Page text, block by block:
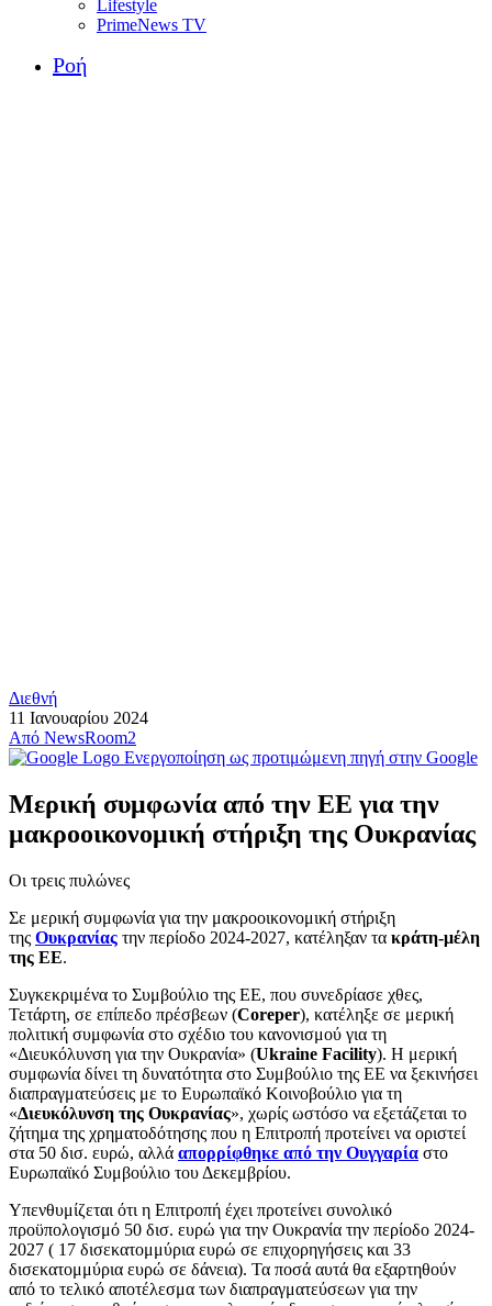
Lifestyle
PrimeNews TV
Ροή
Διεθνή
11 Ιανουαρίου 2024
Από NewsRoom2
Ενεργοποίηση ως προτιμώμενη πηγή στην Google
Mερική συμφωνία από την ΕΕ για την
μακροοικονομική στήριξη της Ουκρανίας
Οι τρεις πυλώνες
Σε μερική συμφωνία για την μακροοικονομική στήριξη
της Ουκρανίας την περίοδο 2024-2027, κατέληξαν τα κράτη-μέλη
της ΕΕ.
Συγκεκριμένα το Συμβούλιο της ΕΕ, που συνεδρίασε χθες,
Τετάρτη, σε επίπεδο πρέσβεων (Coreper), κατέληξε σε μερική
πολιτική συμφωνία στο σχέδιο του κανονισμού για τη
«Διευκόλυνση για την Ουκρανία» (Ukraine Facility). Η μερική
συμφωνία δίνει τη δυνατότητα στο Συμβούλιο της ΕΕ να ξεκινήσει
διαπραγματεύσεις με το Ευρωπαϊκό Κοινοβούλιο για τη
«Διευκόλυνση της Ουκρανίας», χωρίς ωστόσο να εξετάζεται το
ζήτημα της χρηματοδότησης που η Επιτροπή προτείνει να οριστεί
στα 50 δισ. ευρώ, αλλά απορρίφθηκε από την Ουγγαρία στο
Ευρωπαϊκό Συμβούλιο του Δεκεμβρίου.
Υπενθυμίζεται ότι η Επιτροπή έχει προτείνει συνολικό
προϋπολογισμό 50 δισ. ευρώ για την Ουκρανία την περίοδο 2024-
2027 ( 17 δισεκατομμύρια ευρώ σε επιχορηγήσεις και 33
δισεκατομμύρια ευρώ σε δάνεια). Τα ποσά αυτά θα εξαρτηθούν
από το τελικό αποτέλεσμα των διαπραγματεύσεων για την